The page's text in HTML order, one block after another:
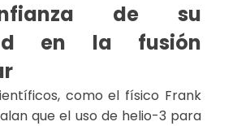
de su
en la fusión
como el físico Frank
que el uso de helio-3 para